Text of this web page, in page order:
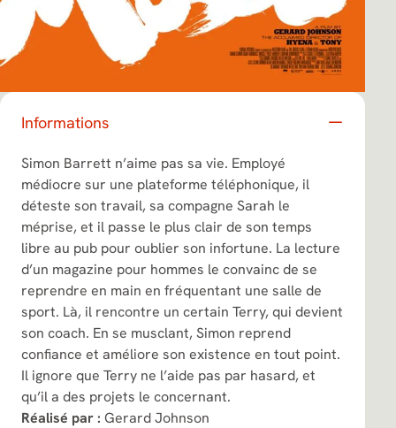
Informations
Simon Barrett n’aime pas sa vie. Employé
médiocre sur une plateforme téléphonique, il
déteste son travail, sa compagne Sarah le
méprise, et il passe le plus clair de son temps
libre au pub pour oublier son infortune. La lecture
d’un magazine pour hommes le convainc de se
reprendre en main en fréquentant une salle de
sport. Là, il rencontre un certain Terry, qui devient
son coach. En se musclant, Simon reprend
confiance et améliore son existence en tout point.
Il ignore que Terry ne l’aide pas par hasard, et
qu’il a des projets le concernant.
Réalisé par : Gerard Johnson